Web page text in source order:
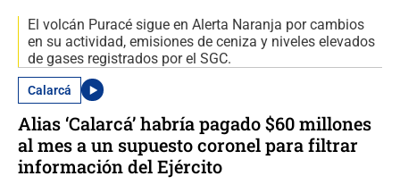
El volcán Puracé sigue en Alerta Naranja por cambios
en su actividad, emisiones de ceniza y niveles elevados
de gases registrados por el SGC.
Calarcá
Alias ‘Calarcá’ habría pagado $60 millones
al mes a un supuesto coronel para filtrar
información del Ejército